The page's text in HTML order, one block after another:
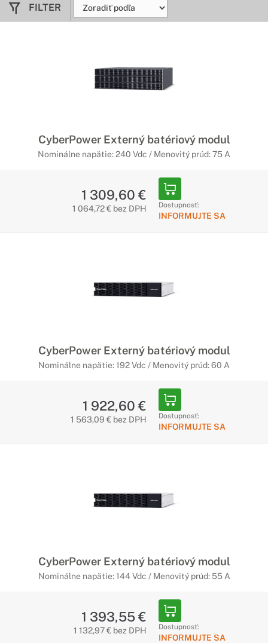
FILTER
CyberPower Externý batériový modul
Nominálne napätie: 240 Vdc / Menovitý prúd: 75 A
1 309,60 €
1 064,72 € bez DPH Dostupnosť:
INFORMUJTE SA
CyberPower Externý batériový modul
Nominálne napätie: 192 Vdc / Menovitý prúd: 60 A
1 922,60 €
1 563,09 € bez DPH Dostupnosť:
INFORMUJTE SA
CyberPower Externý batériový modul
Nominálne napätie: 144 Vdc / Menovitý prúd: 55 A
1 393,55 €
1 132,97 € bez DPH Dostupnosť:
INFORMUJTE SA